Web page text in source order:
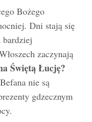
Bożego
Dni stają się
bardziej
zaczynają
Świętą Łucję?
nie są
gdzecznym